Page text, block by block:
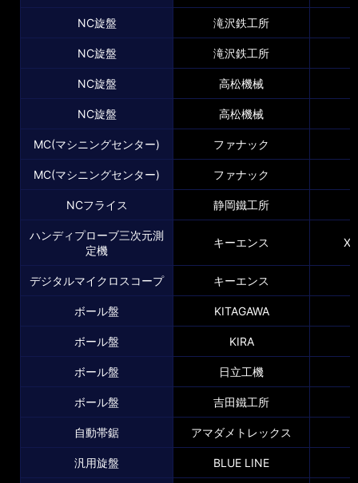
NC旋盤 滝沢鉄工所
NC旋盤 滝沢鉄工所
NC旋盤 高松機械
NC旋盤 高松機械
MC(マシニングセンター) ファナック
MC(マシニングセンター) ファナック
NCフライス 静岡鐵工所
ハンディプローブ三次元測
定機
キーエンス
デジタルマイクロスコープ キーエンス
ボール盤 KITAGAWA
ボール盤 KIRA
ボール盤 日立工機
ボール盤 吉田鐵工所
自動帯鋸 アマダメトレックス
汎用旋盤 BLUE LINE